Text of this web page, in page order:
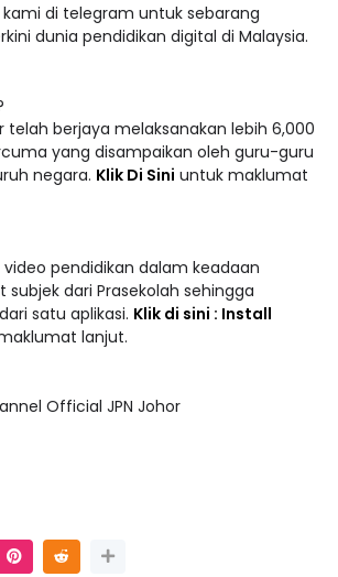
kami di telegram untuk sebarang
dunia pendidikan digital di Malaysia.
telah berjaya melaksanakan lebih 6,000
yang disampaikan oleh guru-guru
negara. Klik Di Sini untuk maklumat
video pendidikan dalam keadaan
dari Prasekolah sehingga
satu aplikasi. Klik di sini : Install
lanjut.
Official JPN Johor